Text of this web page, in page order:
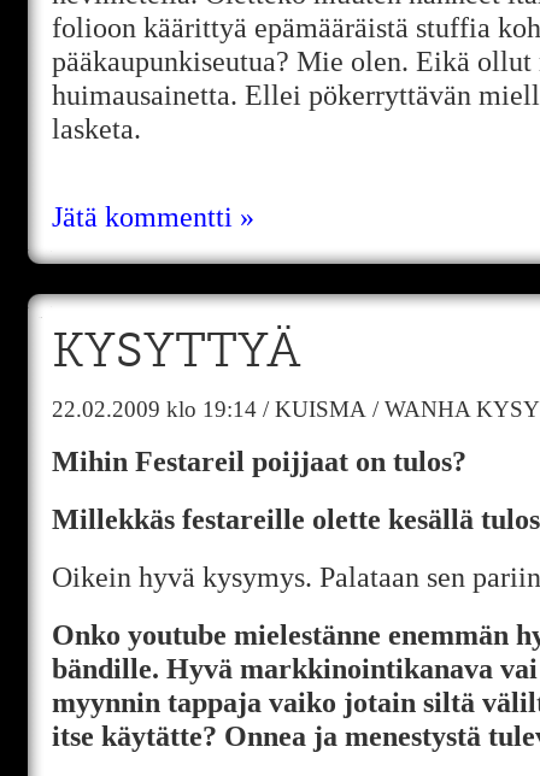
folioon käärittyä epämääräistä stuffia
pääkaupunkiseutua? Mie olen. Eikä
huimausainetta. Ellei pökerryttävän
lasketa.
Jätä kommentti »
KYSYTTYÄ
22.02.2009 klo 19:14 /KUISMA /WANHA
Mihin Festareil poijjaat on tulos?
Millekkäs festareille olette kesällä
Oikein hyvä kysymys. Palataan sen
Onko youtube mielestänne enemmän
bändille. Hyvä markkinointikanava
myynnin tappaja vaiko jotain siltä
itse käytätte? Onnea ja menestystä